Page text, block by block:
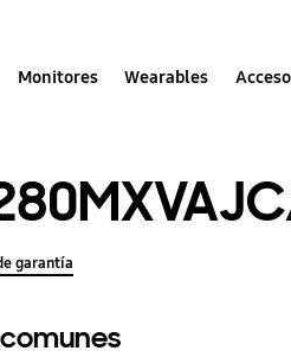
Monitores Wearables
garantía